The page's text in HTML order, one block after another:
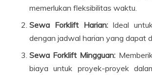
memerlukan fleksibilitas waktu.
Sewa Forklift Harian:Ideal
dengan jadwal harian yang dapat
Sewa Forklift Mingguan:
biaya untuk proyek-proyek